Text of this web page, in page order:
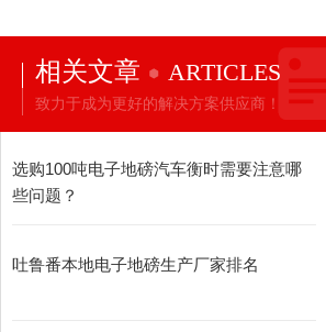
相关文章 ARTICLES
致力于成为更好的解决方案供应商！
选购100吨电子地磅汽车衡时需要注意哪
些问题？
吐鲁番本地电子地磅生产厂家排名